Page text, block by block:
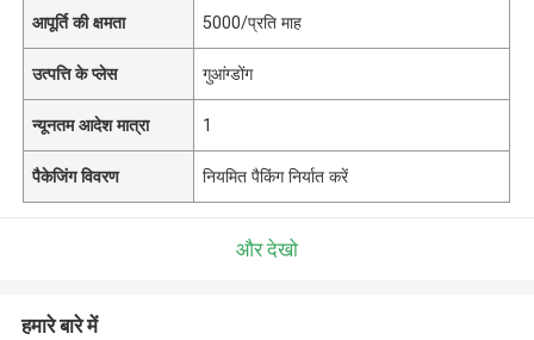
आपूर्ति की क्षमता 5000/प्रति माह
उत्पत्ति के प्लेस गुआंग्डोंग
न्यूनतम आदेश मात्रा 1
पैकेजिंग विवरण नियमित पैकिंग निर्यात करें
और देखो
हमारे बारे में